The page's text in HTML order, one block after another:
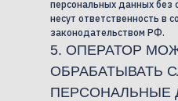
персональных данных без
несут ответственность в
законодательством РФ.
5. ОПЕРАТОР
ОБРАБАТЫВАТЬ
ПЕРСОНАЛЬНЫЕ